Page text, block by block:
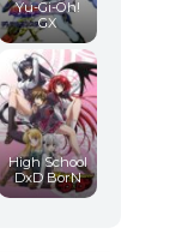
Yu-Gi-Oh!
GX
High School
DxD BorN